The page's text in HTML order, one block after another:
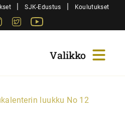
| SJK-Edustus | Koulutukset
Instagram
Twitter
luukku No 12